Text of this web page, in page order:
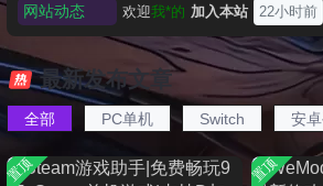
虚拟机版/Assassin’s Creed
Black Flag Resynced
HYPERVISOR》免安装中
版
速：地平
线
6（Forza
Horizon
6）免安装
中文版
《原子之
心/Atomic
Heart》免
安装中文
版
红色
虚拟
（
n
SOR）
安装
网站动态 欢迎D****Z 加入本站
8月7日
欢迎有*酱 加入本站
8月7日
e******i 签到获取 43 点积分
欢迎Q*H 加入本站
8月6日
欢迎e******i 加入本站
8月6日
欢迎普洱 加入本站
8月6日
最新发布文章
全部 PC单机 Switch 安
置顶 置顶